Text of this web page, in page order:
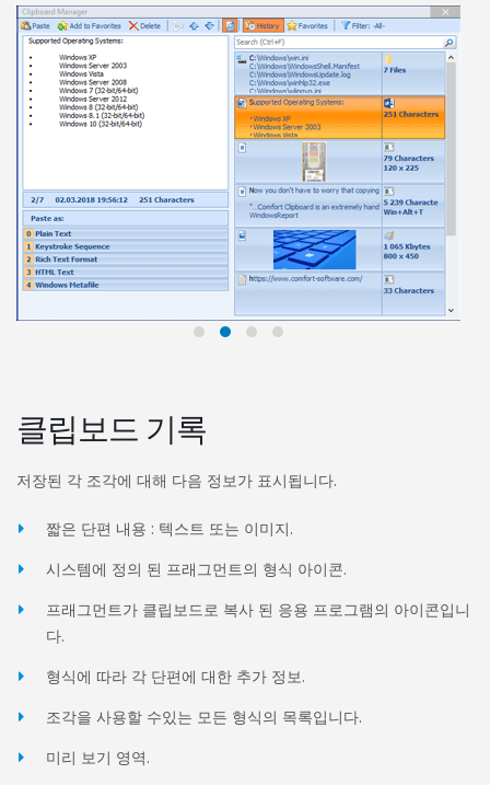
클립보드 기록
저장된 각 조각에 대해 다음 정보가 표시됩니다.
짧은 단편 내용 : 텍스트 또는 이미지.
시스템에 정의 된 프래그먼트의 형식 아이콘.
프래그먼트가 클립보드로 복사 된 응용 프로그램의 아이콘입니
다.
형식에 따라 각 단편에 대한 추가 정보.
조각을 사용할 수있는 모든 형식의 목록입니다.
미리 보기 영역.